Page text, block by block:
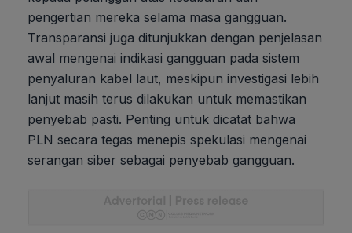
pengertian mereka selama masa gangguan.
Transparansi juga ditunjukkan dengan penjelasan
awal mengenai indikasi gangguan pada sistem
penyaluran kabel laut, meskipun investigasi lebih
lanjut masih terus dilakukan untuk memastikan
penyebab pasti. Penting untuk dicatat bahwa
PLN secara tegas menepis spekulasi mengenai
serangan siber sebagai penyebab gangguan.